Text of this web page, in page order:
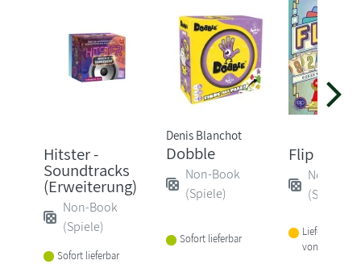
Hitster -
Soundtracks
(Erweiterung)
Non-Book
(Spiele)
Sofort lieferbar
Denis Blanchot
Dobble
Non-Book
(Spiele)
Sofort lieferbar
Flip 7
Non-
(Spiele)
Lieferbar
von 1-2